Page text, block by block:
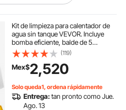
kit de extractor
Kit de limpieza para calentador de
agua sin tanque VEVOR. Incluye
bomba eficiente, balde de 5
galones, 2 mangueras, polvo
descalcificador, llave y adaptador
para una instalación rápida y fácil
de usar.
(119)
Mex$2,520
Solo queda1, ordena rápidamente
Entrega:tan pronto como Jue.
Ago. 13